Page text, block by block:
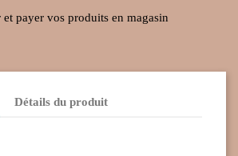
et payer vos produits en magasin
Détails du produit